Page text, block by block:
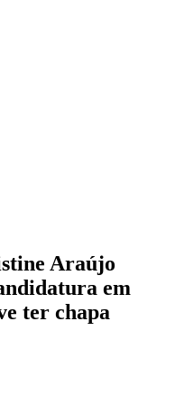
Araújo
em
ter chapa